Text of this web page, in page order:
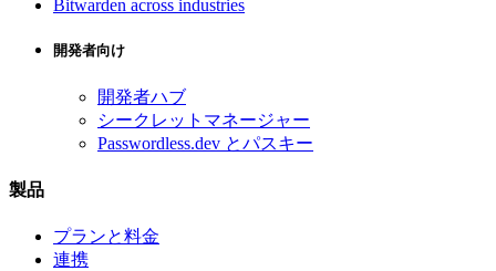
Bitwarden across industries
開発者向け
開発者ハブ
シークレットマネージャー
Passwordless.dev とパスキー
製品
プランと料金
連携